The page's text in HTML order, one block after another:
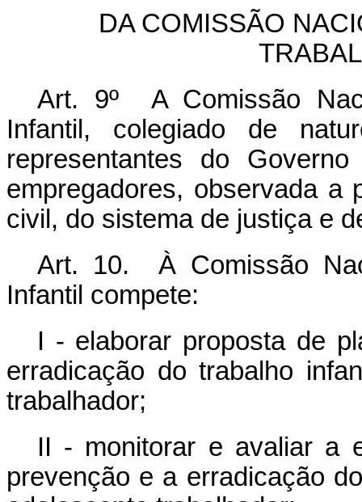
DA COMISSÃO
Art. 9º A Comissão
Infantil, colegiado de
representantes do
empregadores, observada a
civil, do sistema de justiça e
Art. 10. À Comissão
Infantil compete:
I - elaborar proposta de
erradicação do trabalho
trabalhador;
II - monitorar e avaliar a
prevenção e a erradicação